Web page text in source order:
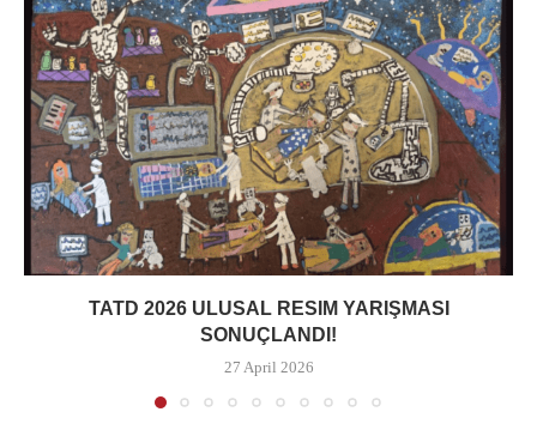
TATD 2026 ULUSAL RESIM YARIŞMASI
SONUÇLANDI!
27 April 2026